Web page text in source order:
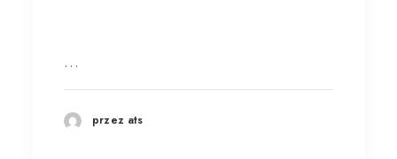
…
przez ats